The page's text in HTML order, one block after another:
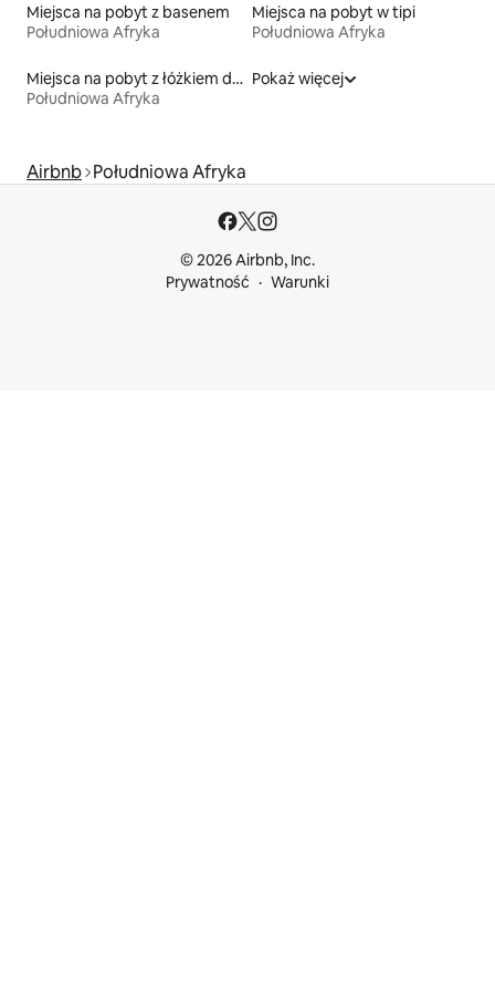
Miejsca na pobyt z basenem
Południowa Afryka
Miejsca na pobyt w tipi
Południowa Afryka
Miejsca na pobyt z łóżkiem dla osoby z niepełnosprawnością
Południowa Afryka
Pokaż więcej
Airbnb Południowa Afryka
© 2026 Airbnb, Inc.
Prywatność
Warunki